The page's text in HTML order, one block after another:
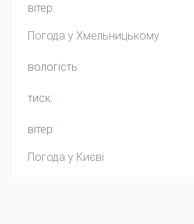
вітер:
Погода у Хмельницькому
вологість:
тиск:
вітер:
Погода у Києві